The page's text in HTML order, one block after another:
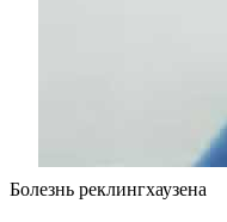
Болезнь реклингхаузена